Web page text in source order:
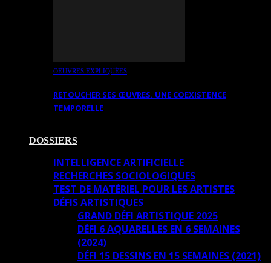
OEUVRES EXPLIQUÉES
RETOUCHER SES ŒUVRES. UNE COEXISTENCE
TEMPORELLE
DOSSIERS
INTELLIGENCE ARTIFICIELLE
RECHERCHES SOCIOLOGIQUES
TEST DE MATÉRIEL POUR LES ARTISTES
DÉFIS ARTISTIQUES
GRAND DÉFI ARTISTIQUE 2025
DÉFI 6 AQUARELLES EN 6 SEMAINES
(2024)
DÉFI 15 DESSINS EN 15 SEMAINES (2021)